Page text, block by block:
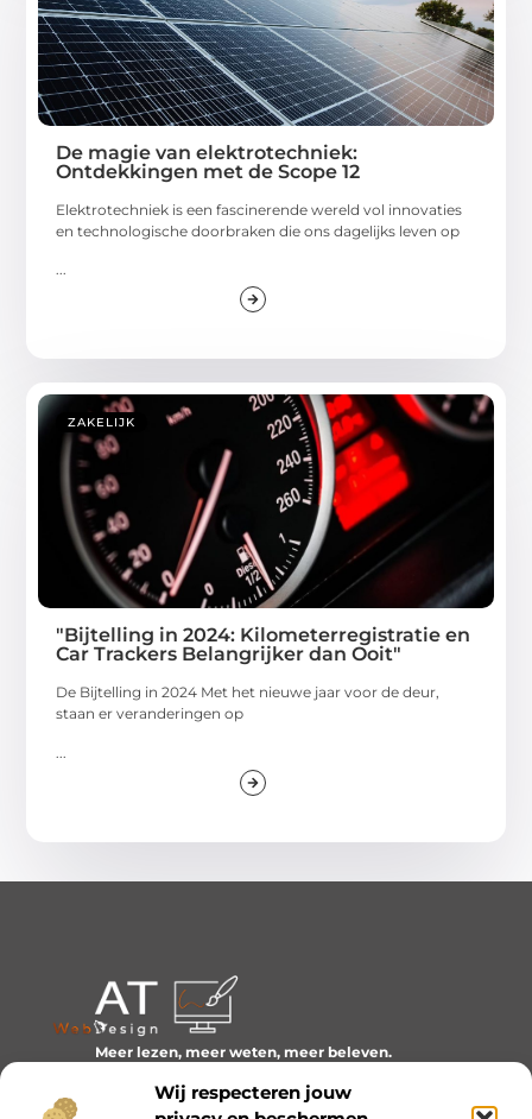
Wij respecteren jouw
De magie van elektrotechniek:
Ontdekkingen met de Scope 12
Elektrotechniek is een fascinerende wereld vol innovaties
en technologische doorbraken die ons dagelijks leven op
...
ZAKELIJK
"Bijtelling in 2024: Kilometerregistratie en
Car Trackers Belangrijker dan Ooit"
De Bijtelling in 2024 Met het nieuwe jaar voor de deur,
staan er veranderingen op
Meer lezen, meer weten, meer beleven.
het dagelijks leven boeiend maakt.